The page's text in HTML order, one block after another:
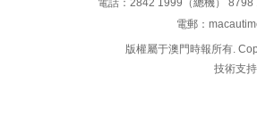
電話：2842 1999（總機）
電郵：
版權屬于澳門時報所有.
技術支